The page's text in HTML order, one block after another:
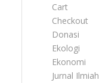
Cart
Checkout
Donasi
Ekologi
Ekonomi
Jurnal Ilmiah